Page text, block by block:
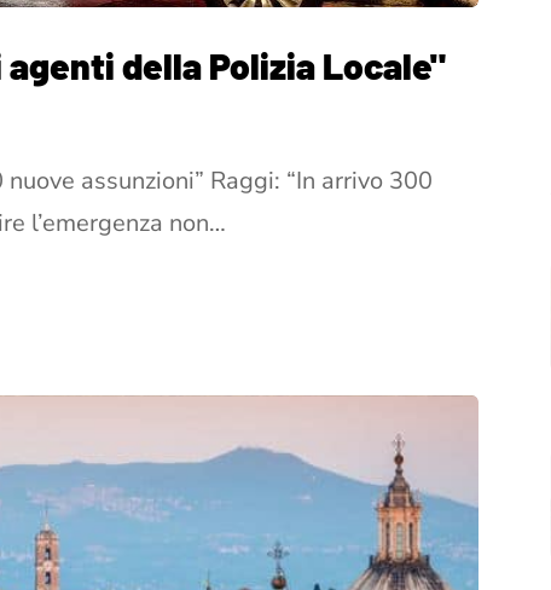
della Polizia Locale"
assunzioni” Raggi: “In arrivo 300
l’emergenza non…